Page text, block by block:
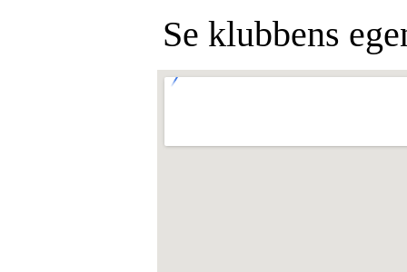
Se klubbens